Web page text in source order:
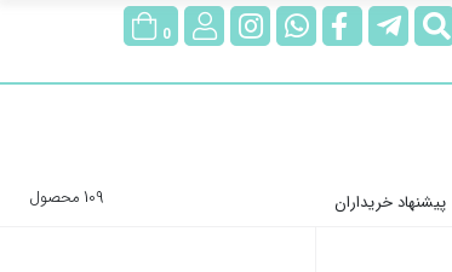
0
ورود/
@rubygoldgallery
rubygoldgallery
rubygoldgallerybotجستجو
پیشنهاد خریداران 109 محصول